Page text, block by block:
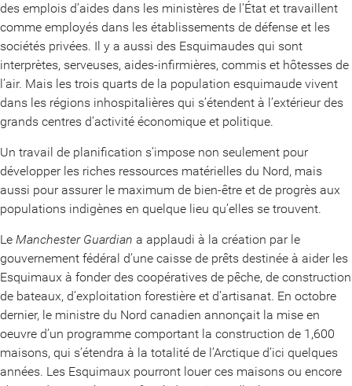
des emplois d’aides dans les ministères de l’État et travaillent
comme employés dans les établissements de défense et les
sociétés privées. Il y a aussi des Esquimaudes qui sont
interprètes, serveuses, aides-infirmières, commis et hôtesses de
l’air. Mais les trois quarts de la population esquimaude vivent
dans les régions inhospitalières qui s’étendent à l’extérieur des
grands centres d’activité économique et politique.
Un travail de planification s’impose non seulement pour
développer les riches ressources matérielles du Nord, mais
aussi pour assurer le maximum de bien-être et de progrès aux
populations indigènes en quelque lieu qu’elles se trouvent.
Le Manchester Guardian a applaudi à la création par le
gouvernement fédéral d’une caisse de prêts destinée à aider les
Esquimaux à fonder des coopératives de pêche, de construction
de bateaux, d’exploitation forestière et d’artisanat. En octobre
dernier, le ministre du Nord canadien annonçait la mise en
oeuvre d’un programme comportant la construction de 1,600
maisons, qui s’étendra à la totalité de l’Arctique d’ici quelques
années. Les Esquimaux pourront louer ces maisons ou encore